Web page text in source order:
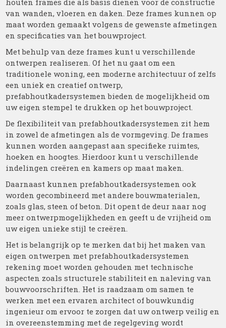
houten frames die als basis dienen voor de constructie
van wanden, vloeren en daken. Deze frames kunnen op
maat worden gemaakt volgens de gewenste afmetingen
en specificaties van het bouwproject.
Met behulp van deze frames kunt u verschillende
ontwerpen realiseren. Of het nu gaat om een
traditionele woning, een moderne architectuur of zelfs
een uniek en creatief ontwerp,
prefabhoutkadersystemen bieden de mogelijkheid om
uw eigen stempel te drukken op het bouwproject.
De flexibiliteit van prefabhoutkadersystemen zit hem
in zowel de afmetingen als de vormgeving. De frames
kunnen worden aangepast aan specifieke ruimtes,
hoeken en hoogtes. Hierdoor kunt u verschillende
indelingen creëren en kamers op maat maken.
Daarnaast kunnen prefabhoutkadersystemen ook
worden gecombineerd met andere bouwmaterialen,
zoals glas, steen of beton. Dit opent de deur naar nog
meer ontwerpmogelijkheden en geeft u de vrijheid om
uw eigen unieke stijl te creëren.
Het is belangrijk op te merken dat bij het maken van
eigen ontwerpen met prefabhoutkadersystemen
rekening moet worden gehouden met technische
aspecten zoals structurele stabiliteit en naleving van
bouwvoorschriften. Het is raadzaam om samen te
werken met een ervaren architect of bouwkundig
ingenieur om ervoor te zorgen dat uw ontwerp veilig en
in overeenstemming met de regelgeving wordt